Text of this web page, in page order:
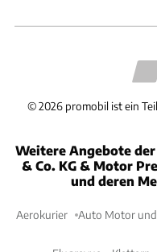
©2026 promobil ist ein
Weitere Angebote
& Co. KG & Motor
und deren
Aerokurier Auto Motor